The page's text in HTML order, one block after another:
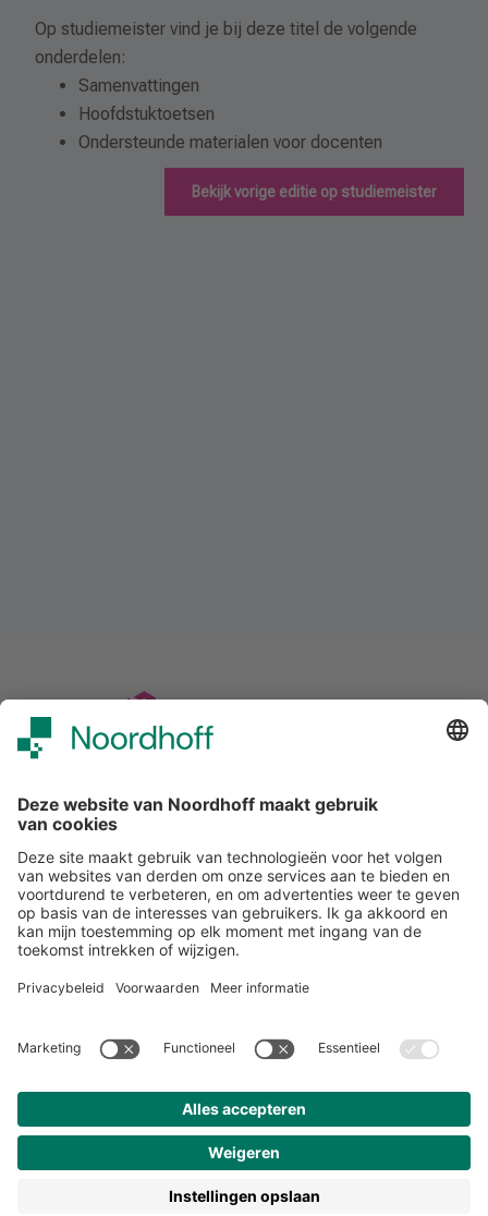
Op studiemeister vind je bij deze titel de volgende
onderdelen:
Samenvattingen
Hoofdstuktoetsen
Ondersteunde materialen voor docenten
Bekijk vorige editie op studiemeister
Snel naar
Over studiemeister
Meer van Noordhoff
Noordhoff.nl
Hogeschooltaal